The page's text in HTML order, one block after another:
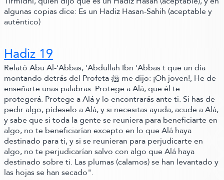
algunas copias dice: Es un Hadiz Hasan-Sahih (aceptable y
auténtico)
Hadiz 19
Relató Abu Al-'Abbas,'Abdullah Ibn 'Abbas t que un día
montando detrás del Profeta ﷺ‬ me dijo: ¡Oh joven!,He de
enseñarte unas palabras: Protege a Alá, que él te
protegerá. Protege a Alá y lo encontrarás ante ti. Si has de
pedir algo, pídeselo a Alá, y si necesitas ayuda, acude a Alá,
y sabe que si toda la gente se reuniera para beneficiarte en
algo, no te beneficiarían excepto en lo que Alá haya
destinado para ti, y si se reunieran para perjudicarte en
algo, no te perjudicarían salvo con algo que Alá haya
destinado sobre ti. Las plumas(calamos)se han levantado y
las hojas se han secado".